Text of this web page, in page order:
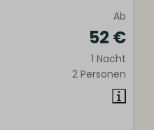
Ab
52 €
1 Nacht
2 Personen